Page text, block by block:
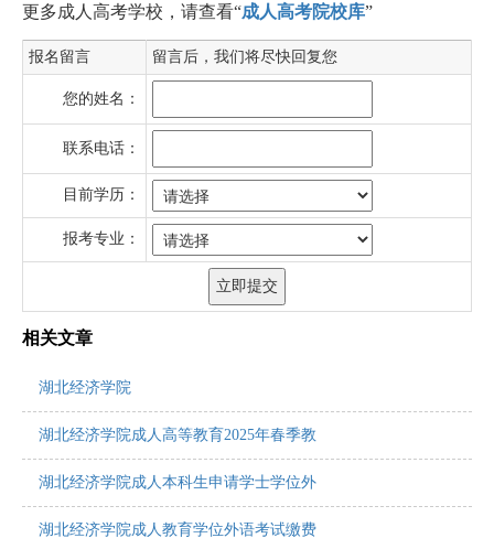
更多成人高考学校，请查看“成人高考院校库”
报名留言 留言后，我们将尽快回复您
您的姓名：
联系电话：
目前学历：
报考专业：
相关文章
湖北经济学院
湖北经济学院成人高等教育2025年春季教
湖北经济学院成人本科生申请学士学位外
湖北经济学院成人教育学位外语考试缴费